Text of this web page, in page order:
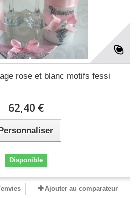
rose et blanc motifs fessi
62,40 €
Disponible
Ajouter au comparateur